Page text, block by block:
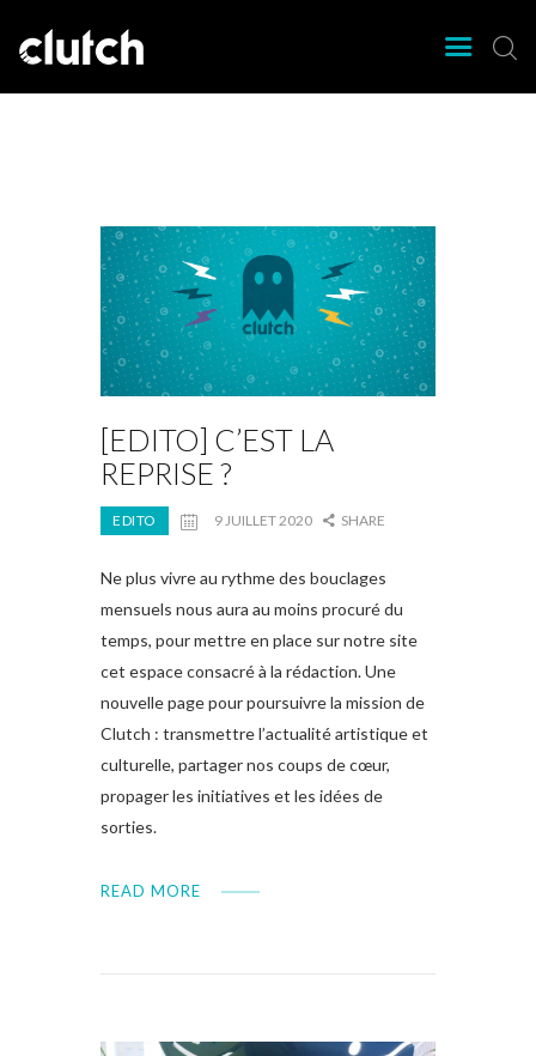
Clutch Webzine
Articles
Lieux
[EDITO] C’EST LA
REPRISE ?
EDITO 9 JUILLET 2020 SHARE
Ne plus vivre au rythme des bouclages
mensuels nous aura au moins procuré du
temps, pour mettre en place sur notre site
cet espace consacré à la rédaction. Une
nouvelle page pour poursuivre la mission de
Clutch : transmettre l’actualité artistique et
culturelle, partager nos coups de cœur,
propager les initiatives et les idées de
sorties.
READ MORE